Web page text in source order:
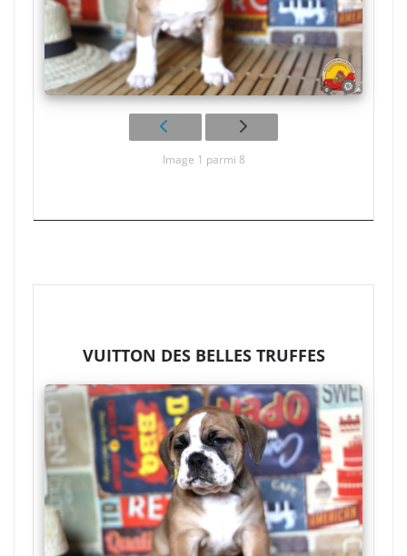
Image 1 parmi 8
VUITTON DES BELLES TRUFFES